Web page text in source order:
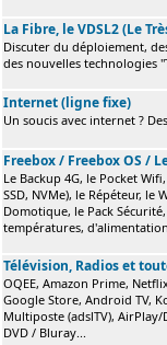
La Fibre, le VDSL2 (Le
Discuter du déploiement,
des nouvelles technologies
Internet (ligne fixe)
Un soucis avec internet ?
Freebox / Freebox OS /
Le Backup 4G, le Pocket
SSD, NVMe), le Répéteur, le
Domotique, le Pack
températures,
Télévision, Radios et
OQEE, Amazon Prime,
Google Store, Android TV,
Multiposte (adslTV),
DVD / Bluray...